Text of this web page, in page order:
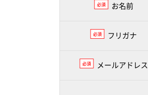
必須 お名前
必須 フリガナ
必須 メールアドレス